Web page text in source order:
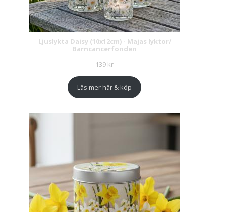
Ljuslykta Daisy (10x12cm) - Majas lyktor/
Barncancerfonden
139 kr
Läs mer här & köp